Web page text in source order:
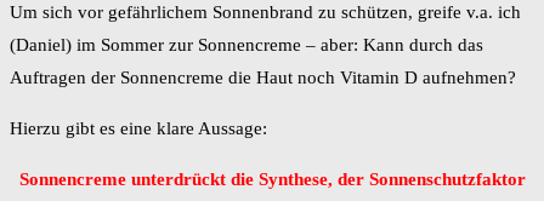
Um sich vor gefährlichem Sonnenbrand zu schützen, greife v.a. ich
(Daniel) im Sommer zur Sonnencreme – aber: Kann durch das
Auftragen der Sonnencreme die Haut noch Vitamin D aufnehmen?
Hierzu gibt es eine klare Aussage:
Sonnencreme unterdrückt die Synthese, der Sonnenschutzfaktor